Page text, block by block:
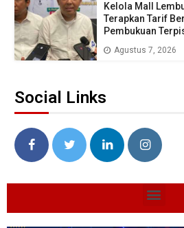
Kelola Mall
Terapkan Tarif
Pembukuan
Agustus 7, 2026
Social Links